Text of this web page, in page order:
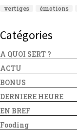
vertiges
émotions
Catégories
A QUOI SERT ?
ACTU
BONUS
DERNIERE HEURE
EN BREF
Fooding